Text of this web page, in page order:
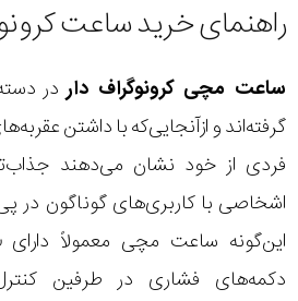
راهنمای خرید ساعت
ساعت مچی کرونوگراف داردر
گرفته‌اند و ازآنجایی‌که با داشتن
فردی از خود نشان می‌دهند
اشخاصی با کاربری‌های گوناگون در
این‌گونه ساعت مچی معمولاً دارای
دکمه‌های فشاری در طرفین